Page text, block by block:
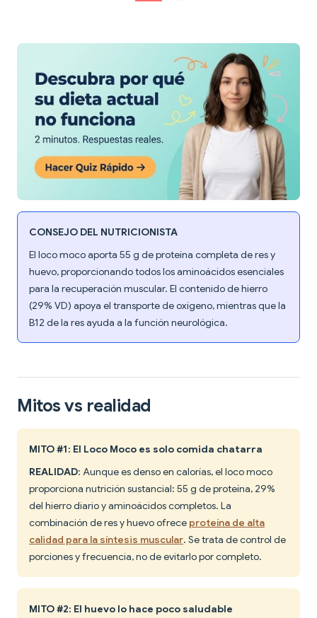
CONSEJO DEL NUTRICIONISTA
El loco moco aporta 55 g de proteína completa de res y
huevo, proporcionando todos los aminoácidos esenciales
para la recuperación muscular. El contenido de hierro
(29% VD) apoya el transporte de oxígeno, mientras que la
B12 de la res ayuda a la función neurológica.
Mitos vs realidad
MITO #1: El Loco Moco es solo comida chatarra
REALIDAD: Aunque es denso en calorías, el loco moco
proporciona nutrición sustancial: 55 g de proteína, 29%
del hierro diario y aminoácidos completos. La
combinación de res y huevo ofrece proteína de alta
calidad para la síntesis muscular. Se trata de control de
porciones y frecuencia, no de evitarlo por completo.
MITO #2: El huevo lo hace poco saludable